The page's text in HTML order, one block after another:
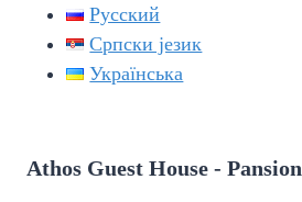
Русский
Српски језик
Українська
Athos Guest House - Pansion